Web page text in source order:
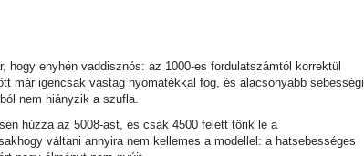
hogy enyhén vaddisznós: az 1000-es fordulatszámtól korrektül
már igencsak vastag nyomatékkal fog, és alacsonyabb sebességi
nem hiányzik a szufla.
húzza az 5008-ast, és csak 4500 felett törik le a
váltani annyira nem kellemes a modellel: a hatsebességes